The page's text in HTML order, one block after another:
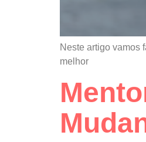
Neste artigo vamos
melhor